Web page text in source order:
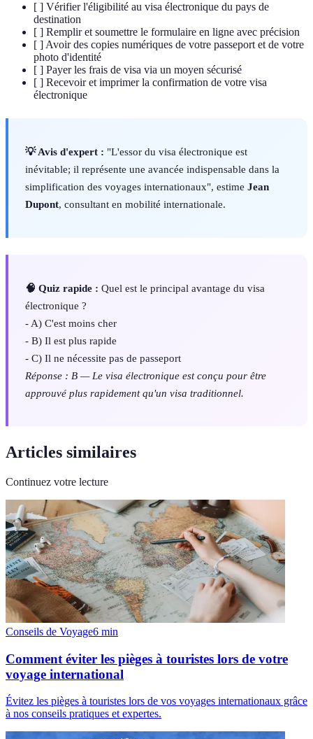
[ ] Vérifier l'éligibilité au visa électronique du pays de
destination
[ ] Remplir et soumettre le formulaire en ligne avec précision
[ ] Avoir des copies numériques de votre passeport et de votre
photo d'identité
[ ] Payer les frais de visa via un moyen sécurisé
[ ] Recevoir et imprimer la confirmation de votre visa
électronique
💡 Avis d'expert : "L'essor du visa électronique est
inévitable; il représente une avancée indispensable dans la
simplification des voyages internationaux", estime Jean
Dupont, consultant en mobilité internationale.
🧠 Quiz rapide : Quel est le principal avantage du visa
électronique ?
- A) C'est moins cher
- B) Il est plus rapide
- C) Il ne nécessite pas de passeport
Réponse : B — Le visa électronique est conçu pour être
approuvé plus rapidement qu'un visa traditionnel.
Articles similaires
Continuez votre lecture
Conseils de Voyage6 min
Comment éviter les pièges à touristes lors de votre
voyage international
Évitez les pièges à touristes lors de vos voyages internationaux grâce
à nos conseils pratiques et expertes.